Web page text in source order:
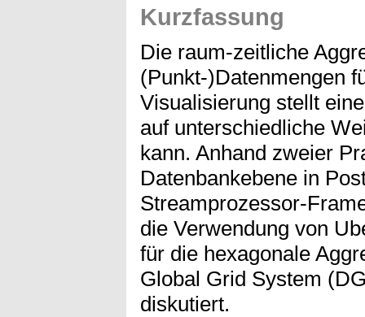
Kurzfassung
Die raum-zeitliche
(Punkt-)Datenmengen
Visualisierung stellt
auf unterschiedliche
kann. Anhand zweier
Datenbankebene in
Streamprozessor-
die Verwendung von
für die hexagonale
Global Grid System
diskutiert.